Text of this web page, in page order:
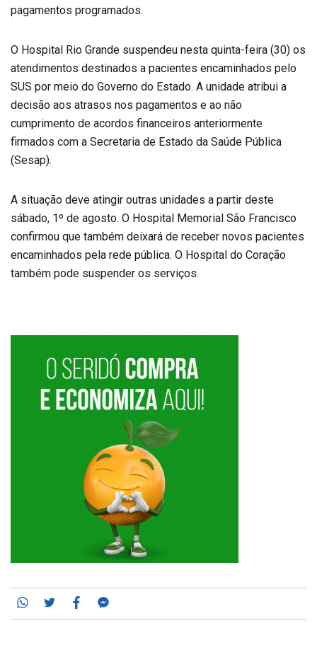
pagamentos programados.
O Hospital Rio Grande suspendeu nesta quinta-feira (30) os
atendimentos destinados a pacientes encaminhados pelo
SUS por meio do Governo do Estado. A unidade atribui a
decisão aos atrasos nos pagamentos e ao não
cumprimento de acordos financeiros anteriormente
firmados com a Secretaria de Estado da Saúde Pública
(Sesap).
A situação deve atingir outras unidades a partir deste
sábado, 1º de agosto. O Hospital Memorial São Francisco
confirmou que também deixará de receber novos pacientes
encaminhados pela rede pública. O Hospital do Coração
também pode suspender os serviços.
Whatsapp
TwitterFacebook